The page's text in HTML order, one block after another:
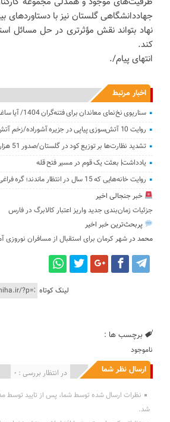
جهاددانشگاهی گلستان نیز با دستاوردهای
نهاد بتواند نقش مؤثرتری در حل مسائل
کند.
انتهای پیام/.
اخبار مرتبط
سناریوی نخ‌نمای معاندان برای ‌فتنه‌گران 1404/ آیا ساغر غلامی اعدام شد؟
روایت 10 آتش‌سوزی پیاپی در جزیره آشوراده/زخم آتش بر ‌میراث طبیعی ایران
تشدید نظارت‌ها بر توزیع کود در گلستان/صدور 51 هزار حواله الکترونیکی
یادداشت| بعثت یک قوم در مسیر فتح قله
روایت خانه‌هایی که 15 سال در انتظار ماندند؛ ‌گره ‌فراغی باز شد‌
خبر جنجالی اخیر
جزئیات زمان‌بندی جدید واریز اعتبار کالابرگ در فارس
پربحث‌ترین خبر اخیر
محمد درشهر کرمان برای استقبال از مسافران نوروزی
لینک کوتاه
برچسب ها :
ناموجود
ارسال نظر شما در انتظار بررسی : 0 انتشار یافته : 0
نظرات ارسال شده توسط شما، پس از تایید توسط
شد.